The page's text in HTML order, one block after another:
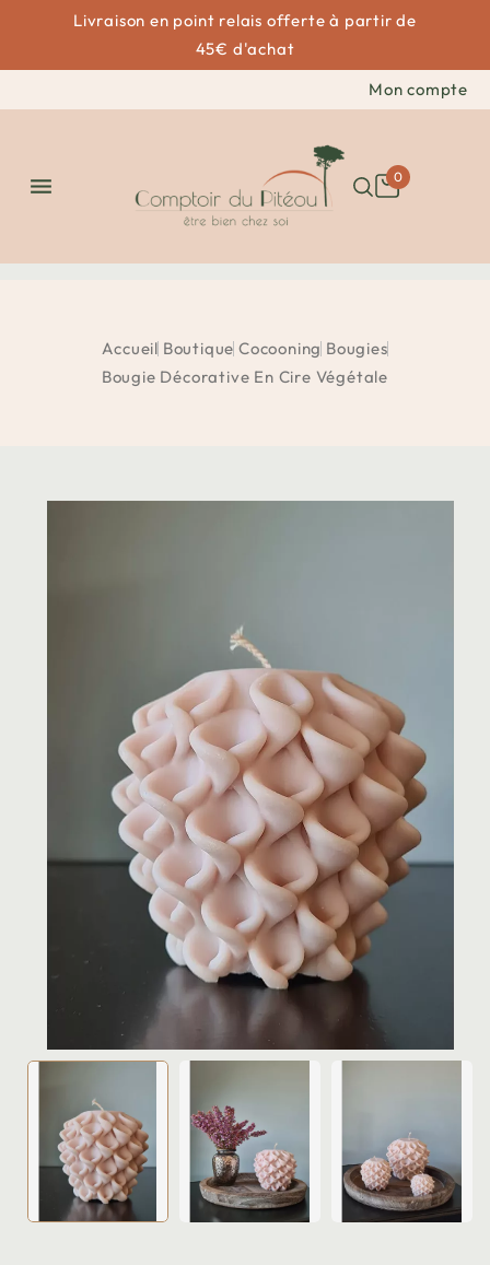
Livraison en point relais offerte à partir de
45€ d'achat
Mon compte
 0
Accueil Boutique Cocooning Bougies
Bougie Décorative En Cire Végétale